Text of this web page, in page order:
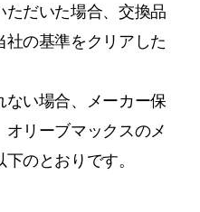
だいた場合、交換品
社の基準をクリアした
い場合、メーカー保
リーブマックスのメ
のとおりです。